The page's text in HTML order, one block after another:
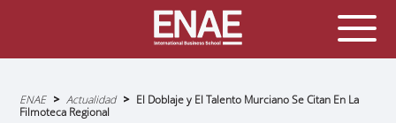
Sobrescribir
enlaces
de
ENAE Actualidad
El Doblaje y El Talento Murciano Se Citan En La
Filmoteca Regional